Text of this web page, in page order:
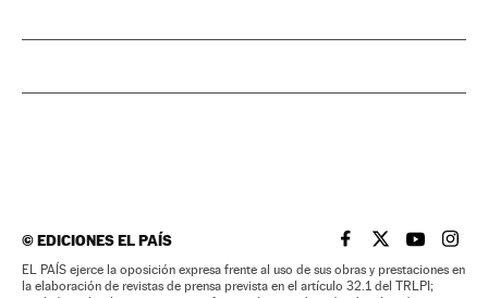
©EDICIONES EL PAÍS EL PAÍS BRASIL EN
EL PAÍSEL PAÍS
EL
EL PAÍS ejerce la oposición expresa frente al uso de sus obras y prestaciones en
la elaboración de revistas de prensa prevista en el artículo 32.1 del TRLPI;